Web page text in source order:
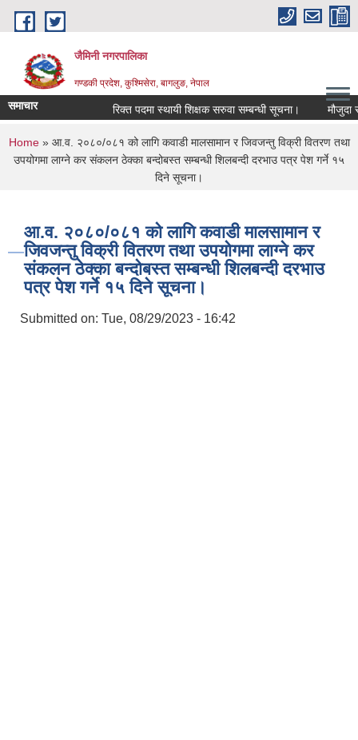
Skip to main content
जैमिनी नगरपालिका
गण्डकी प्रदेश, कुश्मिसेरा, बागलुङ, नेपाल
समाचार रिक्त पदमा स्थायी शिक्षक सरुवा सम्बन्धी सूचना। मौजुदा
You are here
Home» आ.व. २०८०/०८१ को लागि कवाडी मालसामान र जिवजन्तु विक्री वितरण तथा
उपयोगमा लाग्ने कर संकलन ठेक्का बन्दोबस्त सम्बन्धी शिलबन्दी दरभाउ पत्र पेश गर्ने १५
दिने सूचना।
आ.व. २०८०/०८१ को लागि कवाडी मालसामान र
जिवजन्तु विक्री वितरण तथा उपयोगमा लाग्ने कर
संकलन ठेक्का बन्दोबस्त सम्बन्धी शिलबन्दी दरभाउ
पत्र पेश गर्ने १५ दिने सूचना।
Submitted on: Tue, 08/29/2023 - 16:42